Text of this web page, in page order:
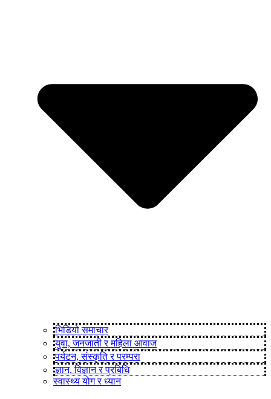
भिडियो समाचार
युवा, जनजाती र महिला आवाज
पर्यटन, संस्कृति र परम्परा
ज्ञान, विज्ञान र प्रबिधि
स्वास्थ्य योग र ध्यान